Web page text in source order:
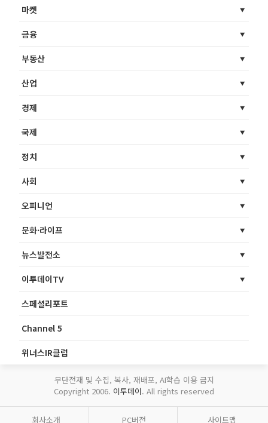
마켓
금융
부동산
산업
경제
국제
정치
사회
오피니언
문화·라이프
뉴스발전소
이투데이TV
스페셜리포트
Channel 5
위너스IR클럽
무단전재 및 수집, 복사, 재배포, AI학습 이용 금지
Copyright 2006. 이투데이. All rights reserved
회사소개 PC버전 사이트맵